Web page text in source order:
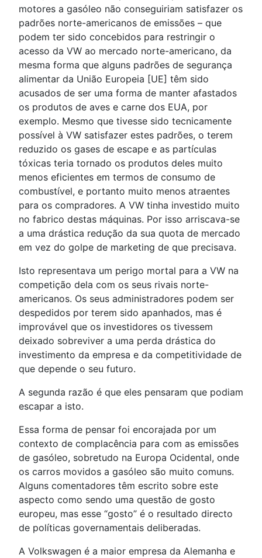
motores a gasóleo não conseguiriam satisfazer os
padrões norte-americanos de emissões – que
podem ter sido concebidos para restringir o
acesso da VW ao mercado norte-americano, da
mesma forma que alguns padrões de segurança
alimentar da União Europeia [UE] têm sido
acusados de ser uma forma de manter afastados
os produtos de aves e carne dos EUA, por
exemplo. Mesmo que tivesse sido tecnicamente
possível à VW satisfazer estes padrões, o terem
reduzido os gases de escape e as partículas
tóxicas teria tornado os produtos deles muito
menos eficientes em termos de consumo de
combustível, e portanto muito menos atraentes
para os compradores. A VW tinha investido muito
no fabrico destas máquinas. Por isso arriscava-se
a uma drástica redução da sua quota de mercado
em vez do golpe de marketing de que precisava.
Isto representava um perigo mortal para a VW na
competição dela com os seus rivais norte-
americanos. Os seus administradores podem ser
despedidos por terem sido apanhados, mas é
improvável que os investidores os tivessem
deixado sobreviver a uma perda drástica do
investimento da empresa e da competitividade de
que depende o seu futuro.
A segunda razão é que eles pensaram que podiam
escapar a isto.
Essa forma de pensar foi encorajada por um
contexto de complacência para com as emissões
de gasóleo, sobretudo na Europa Ocidental, onde
os carros movidos a gasóleo são muito comuns.
Alguns comentadores têm escrito sobre este
aspecto como sendo uma questão de gosto
europeu, mas esse “gosto” é o resultado directo
de políticas governamentais deliberadas.
A Volkswagen é a maior empresa da Alemanha e